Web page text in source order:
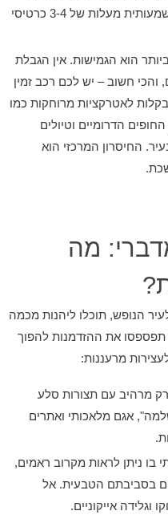
ש"ח (תלוי ברכב), סכום שנמוך משמעותית מעלות של 3-4 כרטיסי
הוא הגמישות. אין הגבלת
והכי חשוב – יש לכם רכב זמין
לאטרקציות מרוחקות כמו
הדרומיים וטיולים
החיסרון המרכזי הוא
מה
הנופש, תוכלו ליהנות מכמה
תפספסו את ההזדמנות להפוך
מרעננות:
מרהיב עם תצורות סלע
אגם מלאכותי ואתרים
בו ניתן לראות מקרוב ראמים,
בסביבתם הטבעית. אל
אייקוניים.